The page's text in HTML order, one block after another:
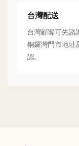
台灣配送
台灣顧客可先諮
銅鑼灣門市地址
認。